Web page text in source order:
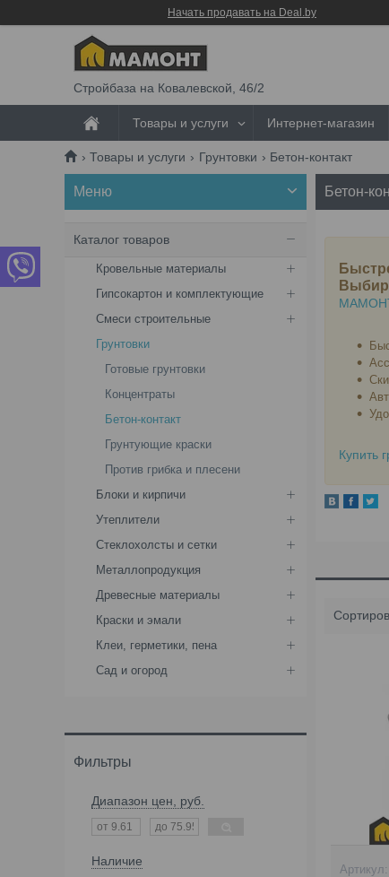
Начать продавать на Deal.by
Стройбаза на Ковалевской, 46/2
Товары и услуги Интернет-магазин
Товары и услуги Грунтовки Бетон-контакт
Бетон-
Купить
Каталог товаров
Кровельные материалы
Гипсокартон и комплектующие
Смеси строительные
Грунтовки
Готовые грунтовки
Концентраты
Бетон-контакт
Грунтующие краски
Против грибка и плесени
Блоки и кирпичи
Утеплители
Стеклохолсты и сетки
Металлопродукция
Древесные материалы
Краски и эмали
Клеи, герметики, пена
Сад и огород
Фильтры
Диапазон цен, руб.
Наличие